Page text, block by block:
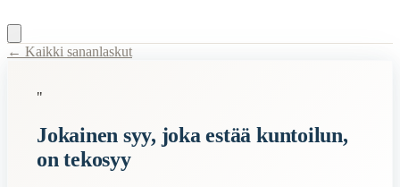
Related Topics
← Kaikki sananlaskut
"
Jokainen syy, joka estää kuntoilun,
on tekosyy